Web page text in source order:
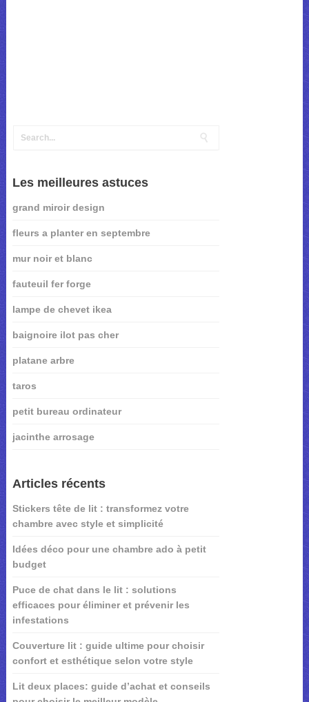
Les meilleures astuces
grand miroir design
fleurs a planter en septembre
mur noir et blanc
fauteuil fer forge
lampe de chevet ikea
baignoire ilot pas cher
platane arbre
taros
petit bureau ordinateur
jacinthe arrosage
Articles récents
Stickers tête de lit : transformez votre
chambre avec style et simplicité
Idées déco pour une chambre ado à petit
budget
Puce de chat dans le lit : solutions
efficaces pour éliminer et prévenir les
infestations
Couverture lit : guide ultime pour choisir
confort et esthétique selon votre style
Lit deux places: guide d’achat et conseils